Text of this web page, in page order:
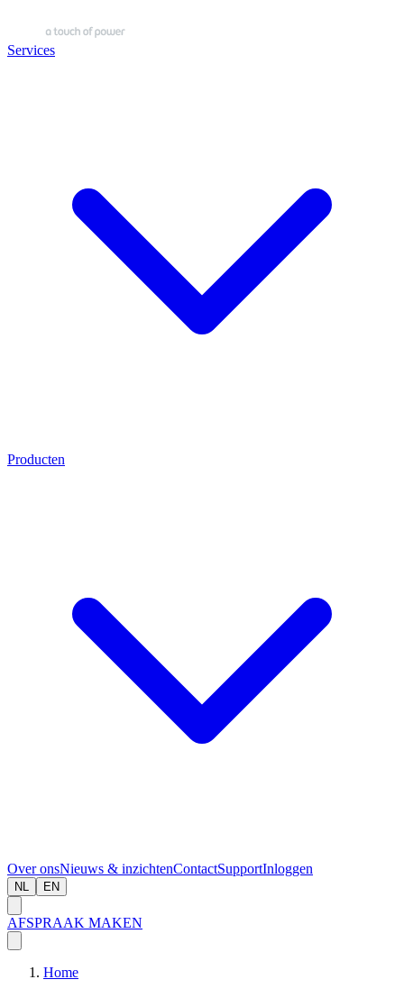
Services
Producten
Over onsNieuws & inzichtenContactSupportInloggen
NL EN
AFSPRAAK MAKEN
Home